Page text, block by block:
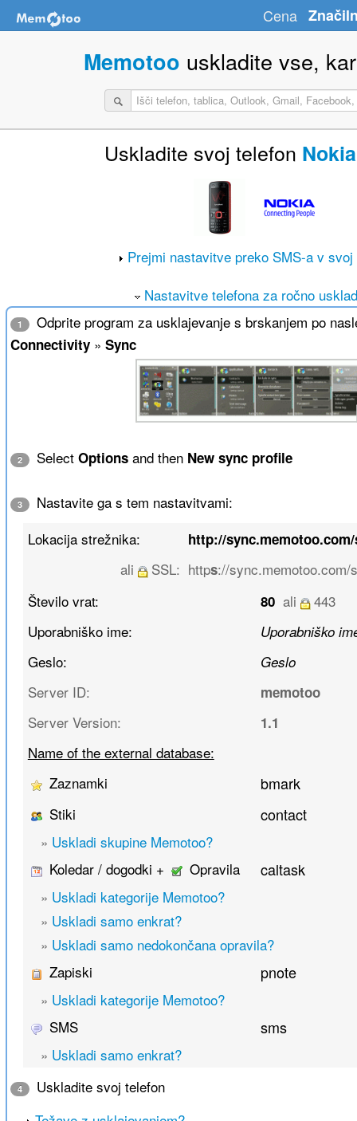
Cena
Memotoo uskladite vse,
Uskladite svoj telefon
Prejmi nastavitve preko SMS-a v svoj
Nastavitve telefona za ročno
1 Odprite program za usklajevanje s brskanjem po
Connectivity» Sync
2 Select Optionsand then New sync profile
3
Nastavite ga s tem nastavitvami:
Lokacija strežnika:
http://
ali SSL: https://sync.memotoo.com/
Število vrat:
80 ali
443
Uporabniško ime:
Uporabniško
Geslo: Geslo
Server ID: memotoo
Server Version: 1.1
Name of the external database:
Zaznamki
bmark
Stiki contact
» Uskladi skupine Memotoo?
Koledar / dogodki +
Opravila caltask
» Uskladi kategorije Memotoo?
» Uskladi samo enkrat?
» Uskladi samo nedokončana opravila?
Zapiski
pnote
» Uskladi kategorije Memotoo?
SMS
sms
» Uskladi samo enkrat?
4
Uskladite svoj telefon